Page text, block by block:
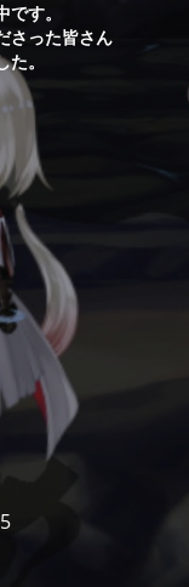
す。
さった皆さん
。